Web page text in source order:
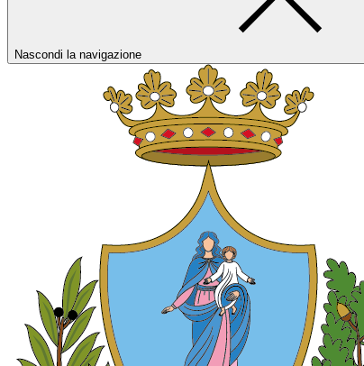
Nascondi la navigazione